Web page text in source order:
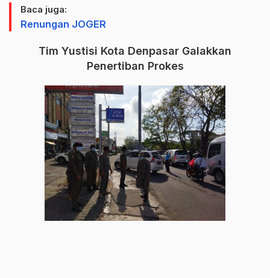
Baca juga:
Renungan JOGER
Tim Yustisi Kota Denpasar Galakkan
Penertiban Prokes